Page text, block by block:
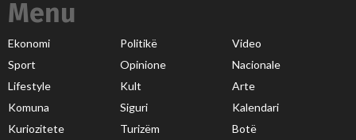
Menu
Ekonomi Politikë
Video
Sport
Opinione
Nacionale
Lifestyle
Kult
Arte
Komuna
Siguri
Kalendari
Kuriozitete
Turizëm Botë